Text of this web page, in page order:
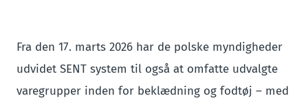
Fra den 17. marts 2026 har de polske myndigheder
udvidet SENT system til også at omfatte udvalgte
varegrupper inden for beklædning og fodtøj – med